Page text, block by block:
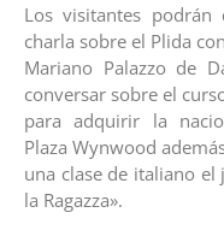
Los visitantes
charla sobre el Plida con
Mariano Palazzo de
conversar sobre el
para adquirir la
Plaza Wynwood
una clase de italiano el
la Ragazza».